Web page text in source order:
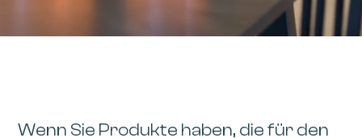
Wenn Sie Produkte haben, die für den